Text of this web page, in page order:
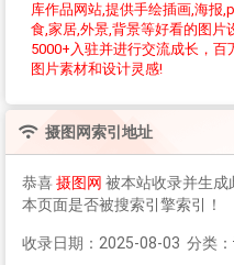
库作品网站,提供手绘插画,海报
食,家居,外景,背景等好看的图
5000+入驻并进行交流成长，
图片素材和设计灵感!
摄图网索引地址
恭喜摄图网 被本站收录并生成
本页面是否被搜索引擎索引！
收录日期：2025-08-03 分类：